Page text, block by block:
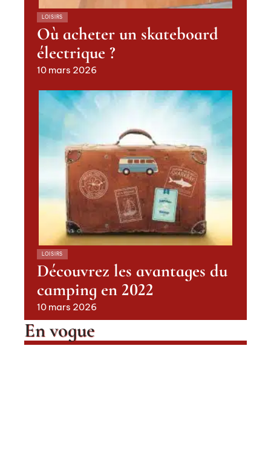
LOISIRS
Où acheter un skateboard
électrique ?
10 mars 2026
LOISIRS
Découvrez les avantages du
camping en 2022
10 mars 2026
En vogue